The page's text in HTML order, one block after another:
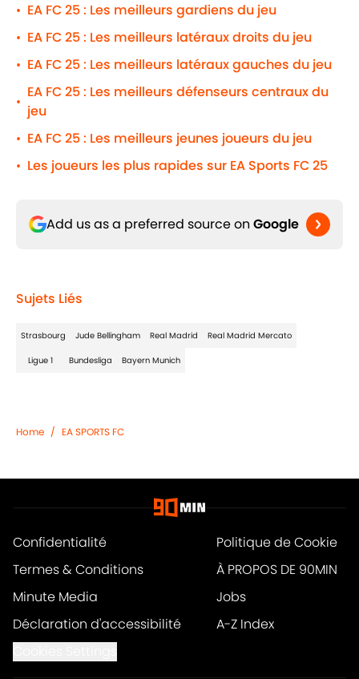
• EA FC 25 : Les meilleurs gardiens du jeu
• EA FC 25 : Les meilleurs latéraux droits du jeu
• EA FC 25 : Les meilleurs latéraux gauches du jeu
•
EA FC 25 : Les meilleurs défenseurs centraux du
jeu
• EA FC 25 : Les meilleurs jeunes joueurs du jeu
• Les joueurs les plus rapides sur EA Sports FC 25
Add us as a preferred source on Google
Sujets Liés
Strasbourg Jude Bellingham Real Madrid Real Madrid Mercato
Ligue 1 Bundesliga Bayern Munich
Home / EA SPORTS FC
Confidentialité
Politique de Cookie
Termes & Conditions
À PROPOS DE 90MIN
Minute Media
Jobs
Déclaration d'accessibilité
A-Z Index